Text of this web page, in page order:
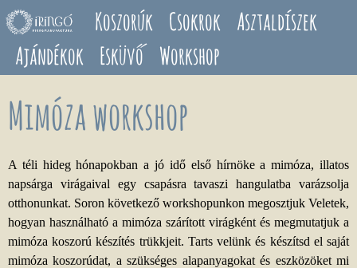
Ugrás a tartalomra Koszorúk Csokrok Asztaldíszek
Ajándékok Esküvő Workshop
Mimóza workshop
A téli hideg hónapokban a jó idő első hírnöke a mimóza, illatos
napsárga virágaival egy csapásra tavaszi hangulatba varázsolja
otthonunkat. Soron következő workshopunkon megosztjuk Veletek,
hogyan használható a mimóza szárított virágként és megmutatjuk a
mimóza koszorú készítés trükkjeit. Tarts velünk és készítsd el saját
mimóza koszorúdat, a szükséges alapanyagokat és eszközöket mi